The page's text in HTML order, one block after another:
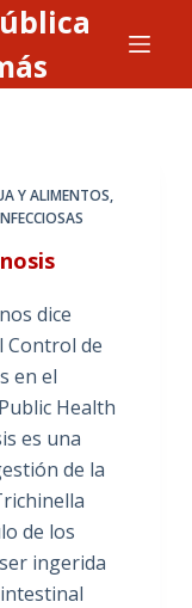
Y ALIMENTOS,
dice
Control de
en el
Health
es una
de la
de los
ingerida